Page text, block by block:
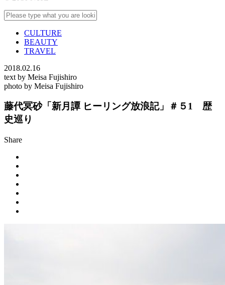
CULTURE
BEAUTY
TRAVEL
2018.02.16
text by Meisa Fujishiro
photo by Meisa Fujishiro
藤代冥砂「新月譚 ヒーリング放浪記」＃５1 歴
史巡り
Share